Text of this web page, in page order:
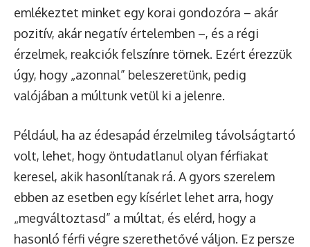
emlékeztet minket egy korai gondozóra – akár
pozitív, akár negatív értelemben –, és a régi
érzelmek, reakciók felszínre törnek. Ezért érezzük
úgy, hogy „azonnal” beleszeretünk, pedig
valójában a múltunk vetül ki a jelenre.
Például, ha az édesapád érzelmileg távolságtartó
volt, lehet, hogy öntudatlanul olyan férfiakat
keresel, akik hasonlítanak rá. A gyors szerelem
ebben az esetben egy kísérlet lehet arra, hogy
„megváltoztasd” a múltat, és elérd, hogy a
hasonló férfi végre szerethetővé váljon. Ez persze